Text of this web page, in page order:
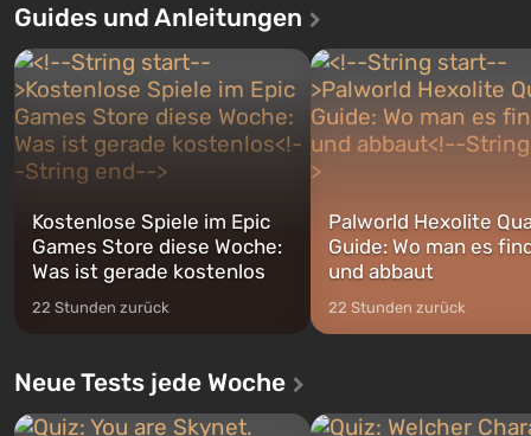
ersten Mal erzählt das Spiel die
Charakteren: Michael, Trevor und
Franklin, zwischen denen Sie
jederzeit...
nach dem Abwurf von
auf Amerika geöffnet wird.
Guides und Anleitungen
Kostenlose Spiele im Epic
Games Store diese Woche:
Was ist gerade kostenlos
22 Stunden zurück
Palworld Hexolite
Guide: Wo man es
und abbaut
22 Stunden zurück
Neue Tests jede Woche